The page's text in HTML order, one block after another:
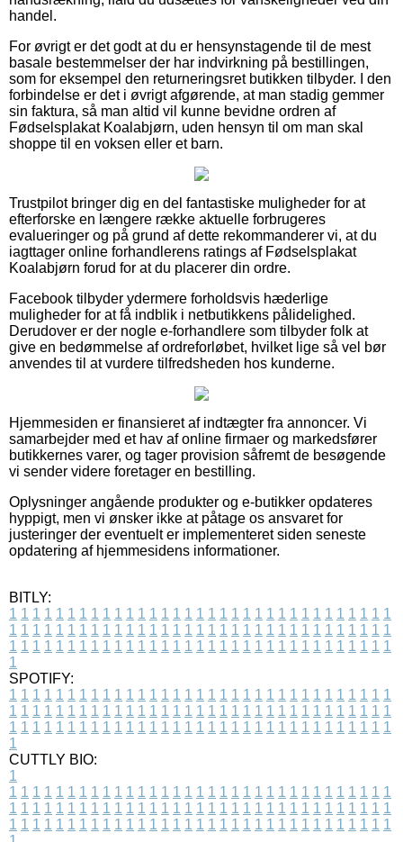
handel.
For øvrigt er det godt at du er hensynstagende til de mest
basale bestemmelser der har indvirkning på bestillingen,
som for eksempel den returneringsret butikken tilbyder. I den
forbindelse er det i øvrigt afgørende, at man stadig gemmer
sin faktura, så man altid vil kunne bevidne ordren af
Fødselsplakat Koalabjørn, uden hensyn til om man skal
shoppe til en voksen eller et barn.
Trustpilot bringer dig en del fantastiske muligheder for at
efterforske en længere række aktuelle forbrugeres
evalueringer og på grund af dette rekommanderer vi, at du
iagttager online forhandlerens ratings af Fødselsplakat
Koalabjørn forud for at du placerer din ordre.
Facebook tilbyder ydermere forholdsvis hæderlige
muligheder for at få indblik i netbutikkens pålidelighed.
Derudover er der nogle e-forhandlere som tilbyder folk at
give en bedømmelse af ordreforløbet, hvilket lige så vel bør
anvendes til at vurdere tilfredsheden hos kunderne.
Hjemmesiden er finansieret af indtægter fra annoncer. Vi
samarbejder med et hav af online firmaer og markedsfører
butikkernes varer, og tager provision såfremt de besøgende
vi sender videre foretager en bestilling.
Oplysninger angående produkter og e-butikker opdateres
hyppigt, men vi ønsker ikke at påtage os ansvaret for
justeringer der eventuelt er implementeret siden seneste
opdatering af hjemmesidens informationer.
BITLY:
1 1 1 1 1 1 1 1 1 1 1 1 1 1 1 1 1 1 1 1 1 1 1 1 1 1 1 1 1 1 1 1 1
1 1 1 1 1 1 1 1 1 1 1 1 1 1 1 1 1 1 1 1 1 1 1 1 1 1 1 1 1 1 1 1 1
1 1 1 1 1 1 1 1 1 1 1 1 1 1 1 1 1 1 1 1 1 1 1 1 1 1 1 1 1 1 1 1 1
1
SPOTIFY:
1 1 1 1 1 1 1 1 1 1 1 1 1 1 1 1 1 1 1 1 1 1 1 1 1 1 1 1 1 1 1 1 1
1 1 1 1 1 1 1 1 1 1 1 1 1 1 1 1 1 1 1 1 1 1 1 1 1 1 1 1 1 1 1 1 1
1 1 1 1 1 1 1 1 1 1 1 1 1 1 1 1 1 1 1 1 1 1 1 1 1 1 1 1 1 1 1 1 1
1
CUTTLY BIO:
1
1 1 1 1 1 1 1 1 1 1 1 1 1 1 1 1 1 1 1 1 1 1 1 1 1 1 1 1 1 1 1 1 1
1 1 1 1 1 1 1 1 1 1 1 1 1 1 1 1 1 1 1 1 1 1 1 1 1 1 1 1 1 1 1 1 1
1 1 1 1 1 1 1 1 1 1 1 1 1 1 1 1 1 1 1 1 1 1 1 1 1 1 1 1 1 1 1 1 1